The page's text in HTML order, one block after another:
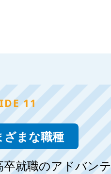
11
ざまな職種
就職のアドバン